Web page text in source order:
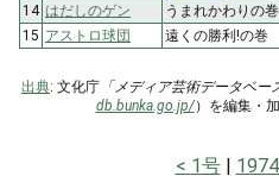
14 はだしのゲン
うまれかわりの巻
15 アストロ球団 遠くの勝利!の巻
出典: 文化庁 「メディア芸術データベー
db.bunka.go.jp/）を編集・
1号